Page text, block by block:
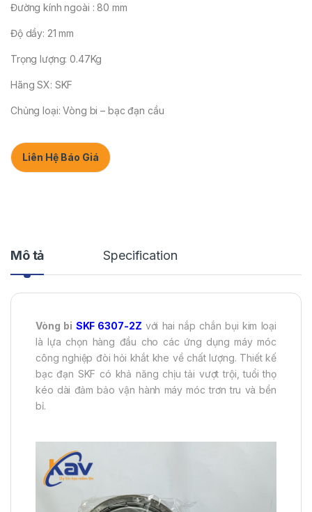
Đường kính ngoài : 80 mm
Độ dầy: 21 mm
Trọng lượng: 0.47Kg
Hãng SX: SKF
Chủng loại: Vòng bi – bạc đạn cầu
Liên Hệ Báo Giá
Mô tả Specification
Vòng bi SKF 6307-2Z với hai nắp chắn bụi kim loại
là lựa chọn hàng đầu cho các ứng dụng máy móc
công nghiệp đòi hỏi khắt khe về chất lượng. Thiết kế
bạc đạn SKF có khả năng chịu tải vượt trội, tuổi thọ
kéo dài đảm bảo vận hành máy móc trơn tru và bền
bỉ.